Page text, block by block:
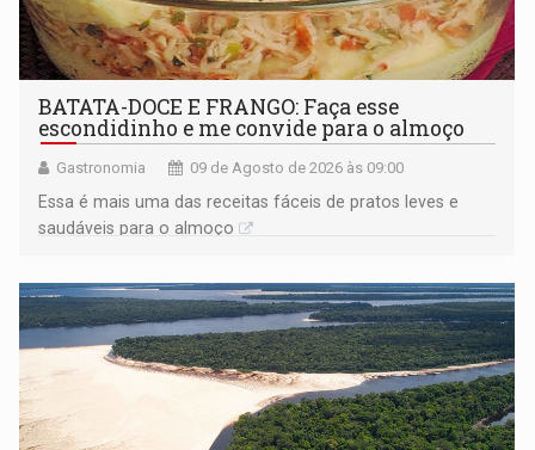
BATATA-DOCE E FRANGO: Faça esse
escondidinho e me convide para o almoço
Gastronomia 09 de Agosto de 2026 às 09:00
Essa é mais uma das receitas fáceis de pratos leves e
saudáveis para o almoço